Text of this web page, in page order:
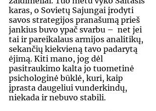
karas, o Sovietų Sajungai įrodyti
savos strategijos pranašumą prieš
jankius buvo ypač svarbu –  net jei
tai ir pareikalaus armijos analitikų,
sekančių kiekvieną tavo padarytą
ėjimą. Kiti mano, jog dėl
pasitraukimo kalta jo tuometinė
psichologinė būklė, kuri, kaip
įprasta daugeliui vunderkindų,
niekada ir nebuvo stabili.